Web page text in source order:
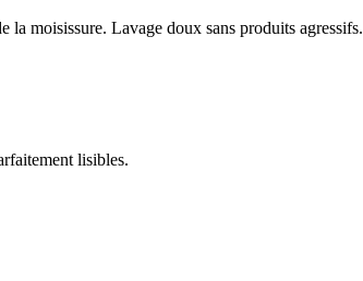
la moisissure. Lavage doux sans produits agressifs.
lisibles.